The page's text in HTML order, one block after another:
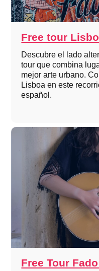
Free tour
Descubre el lado
tour que combina
mejor arte urbano.
Lisboa en este
español.
Free Tour